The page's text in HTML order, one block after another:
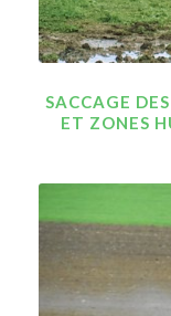
SACCAGE
ET ZONES